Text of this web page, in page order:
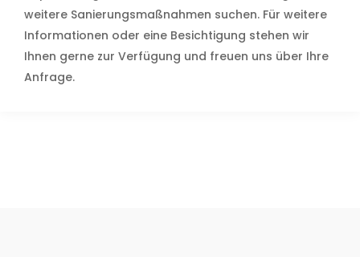
weitere Sanierungsmaßnahmen suchen. Für weitere
Informationen oder eine Besichtigung stehen wir
Ihnen gerne zur Verfügung und freuen uns über Ihre
Anfrage.